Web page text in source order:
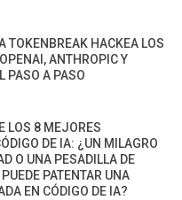
TOKENBREAK HACKEA LOS
ANTHROPIC Y
PASO A PASO
LOS 8 MEJORES
DE IA: ¿UN MILAGRO
O UNA PESADILLA DE
PATENTAR UNA
EN CÓDIGO DE IA?